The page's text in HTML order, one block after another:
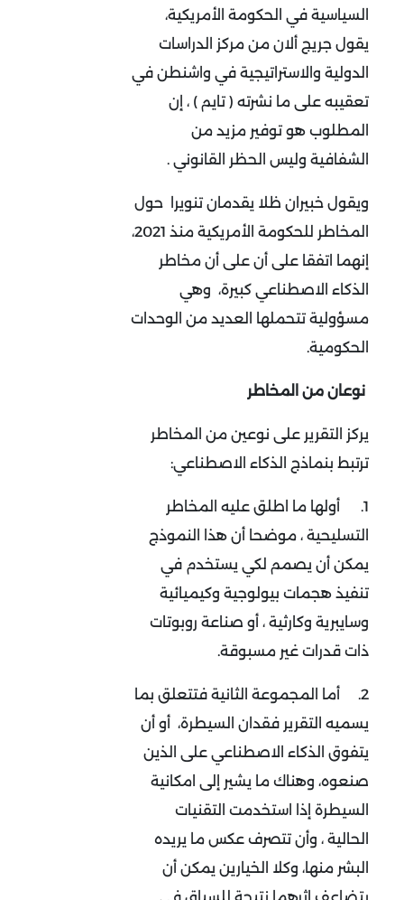
السياسية في الحكومة الأمريكية،
يقول جريج ألان من مركز الدراسات
الدولية والاستراتيجية في واشنطن في
تعقيبه على ما نشرته ( تايم ) ، إن
المطلوب هو توفير مزيد من
الشفافية وليس الحظر القانوني .
ويقول خبيران ظلا يقدمان تنويرا حول
المخاطر للحكومة الأمريكية منذ 2021،
إنهما اتفقا على أن على أن مخاطر
الذكاء الاصطناعي كبيرة، وهي
مسؤولية تتحملها العديد من الوحدات
الحكومية.
نوعان من المخاطر
يركز التقرير على نوعين من المخاطر
ترتبط بنماذج الذكاء الاصطناعي:
1.
أولها ما اطلق عليه المخاطر
التسليحية ، موضحا أن هذا النموذج
يمكن أن يصمم لكي يستخدم في
تنفيذ هجمات بيولوجية وكيميائية
وسايبرية وكارثية ، أو صناعة روبوتات
ذات قدرات غير مسبوقة.
2.
أما المجموعة الثانية فتتعلق بما
يسميه التقرير فقدان السيطرة، أو أن
يتفوق الذكاء الاصطناعي على الذين
صنعوه، وهناك ما يشير إلى امكانية
السيطرة إذا استخدمت التقنيات
الحالية ، وأن تتصرف عكس ما يريده
البشر منها، وكلا الخيارين يمكن أن